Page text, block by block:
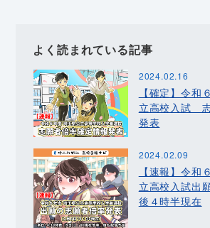
よく読まれている記事
2024.02.16
【確定】令和
立高校入試
発表
2024.02.09
【速報】令和
立高校入試出
後４時半現在